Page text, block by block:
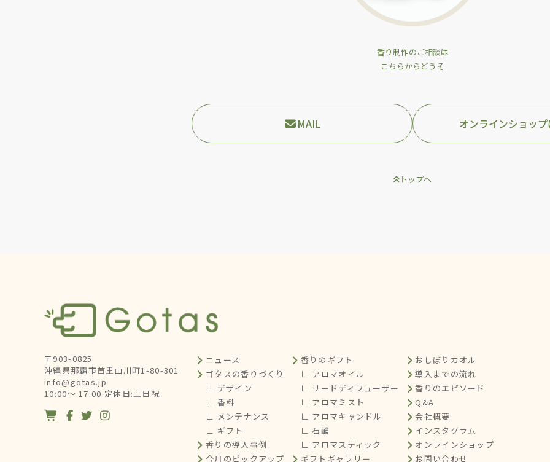
香り制作のご相談は
こちらからどうそ
MAIL オンラインショッ
トップへ
〒903-0825
沖縄県那覇市首里山川町1-80-301
info@gotas.jp
10:00～ 17:00 定休日:土日祝
   
ニュース
ゴタスの香りづくり
∟ デザイン
∟ 香料
∟ メンテナンス
∟ ギフト
香りの導入事例
今月のピックアップ
香りのギフト
∟ アロマオイル
∟ リードディフューザー
∟ アロマミスト
∟ アロマキャンドル
∟ 石鹸
∟ アロマスティック
ギフトギャラリー
おしぼりカオル
導入までの流れ
香りのエピソード
Q&A
会社概要
インスタグラム
オンラインショップ
お問い合わせ